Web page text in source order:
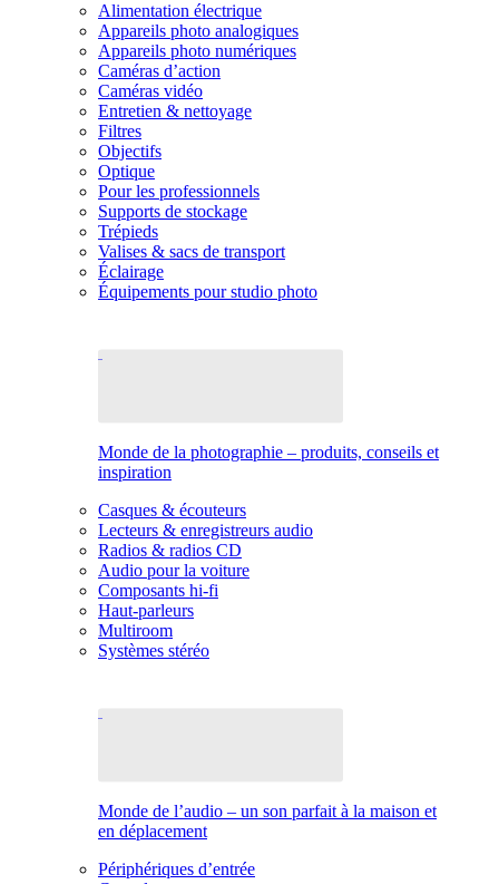
Alimentation électrique
Appareils photo analogiques
Appareils photo numériques
Caméras d’action
Caméras vidéo
Entretien & nettoyage
Filtres
Objectifs
Optique
Pour les professionnels
Supports de stockage
Trépieds
Valises & sacs de transport
Éclairage
Équipements pour studio photo
Monde de la photographie – produits, conseils et
inspiration
Casques & écouteurs
Lecteurs & enregistreurs audio
Radios & radios CD
Audio pour la voiture
Composants hi-fi
Haut-parleurs
Multiroom
Systèmes stéréo
Monde de l’audio – un son parfait à la maison et
en déplacement
Périphériques d’entrée